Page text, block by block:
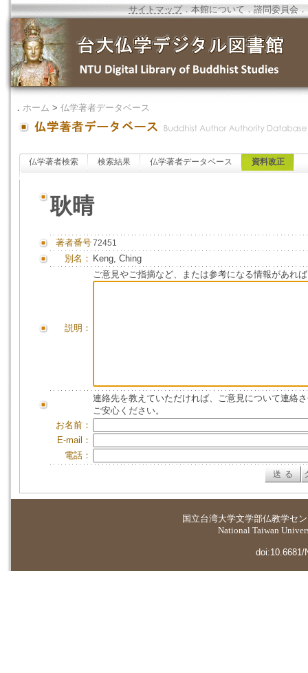
サイトマップ．本館について ．諮問委員会 ．
． ホーム > 仏学著者データベース
仏学著者検索 検索結果 仏学著者データベース 資料改正
耿晴
著者番号72451
別名： Keng, Ching
説明：
ご意見やご指摘など、または参考になる情報があれ
連絡先を教えていただければ、ご意見について連絡
ご安心ください。
お名前：
E-mail：
電話：
国立台湾大学文学部仏教学セ
National Taiwan
doi:10.6681/